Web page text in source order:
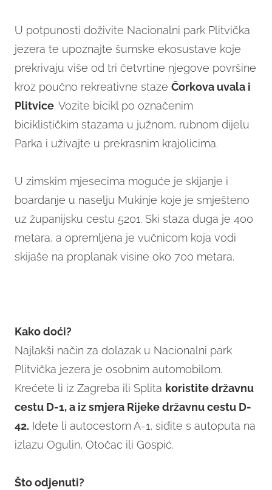
U potpunosti doživite Nacionalni park Plitvička
jezera te upoznajte šumske ekosustave koje
prekrivaju više od tri četvrtine njegove površine
kroz poučno rekreativne staze Čorkova uvala i
Plitvice. Vozite bicikl po označenim
biciklističkim stazama u južnom, rubnom dijelu
Parka i uživajte u prekrasnim krajolicima.
U zimskim mjesecima moguće je skijanje i
boardanje u naselju Mukinje koje je smješteno
uz županijsku cestu 5201. Ski staza duga je 400
metara, a opremljena je vučnicom koja vodi
skijaše na proplanak visine oko 700 metara.
Kako doći?
Najlakši način za dolazak u Nacionalni park
Plitvička jezera je osobnim automobilom.
Krećete li iz Zagreba ili Splita koristite državnu
cestu D-1, a iz smjera Rijeke državnu cestu D-
42. Idete li autocestom A-1, siđite s autoputa na
izlazu Ogulin, Otočac ili Gospić.
Što odjenuti?